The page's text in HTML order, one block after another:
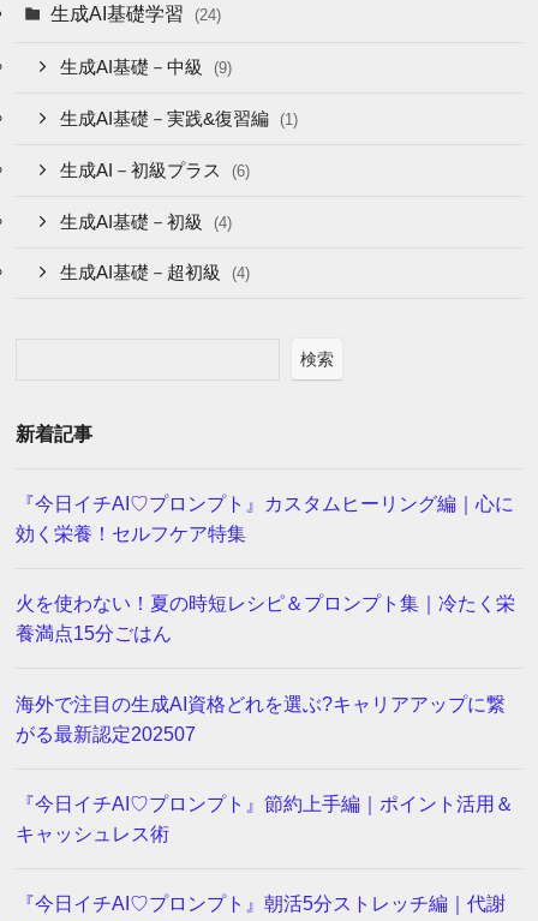
生成AI基礎学習 (24)
生成AI基礎－中級 (9)
生成AI基礎－実践&復習編 (1)
生成AI－初級プラス (6)
生成AI基礎－初級 (4)
生成AI基礎－超初級 (4)
検索
新着記事
『今日イチAI♡プロンプト』カスタムヒーリング編｜心に
効く栄養！セルフケア特集
火を使わない！夏の時短レシピ＆プロンプト集｜冷たく栄
養満点15分ごはん
海外で注目の生成AI資格どれを選ぶ?キャリアアップに繋
がる最新認定202507
『今日イチAI♡プロンプト』節約上手編｜ポイント活用＆
キャッシュレス術
『今日イチAI♡プロンプト』朝活5分ストレッチ編｜代謝